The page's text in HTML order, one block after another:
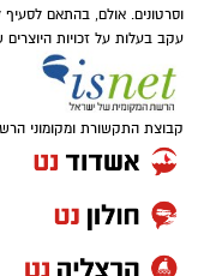
מנדטים.
ואילו במרכז-
וכאשר וינטר
תתאחדנה כל
הממלכתיים (....)
קולות שתזכיר את
תמונת המנדטים
עקב בעלות על זכויות
קבוצת התקשורת ומקומוני